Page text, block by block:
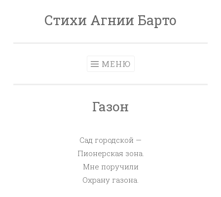
Стихи Агнии Барто
МЕНЮ
Газон
Сад городской —
Пионерская зона.
Мне поручили
Охрану газона.